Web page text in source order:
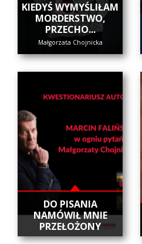
KIEDYŚ WYMYŚLIŁAM
MORDERSTWO,
PRZECHO...
Małgorzata Chojnicka
DO PISANIA
NAMÓWIŁ MNIE
PRZEŁOŻONY